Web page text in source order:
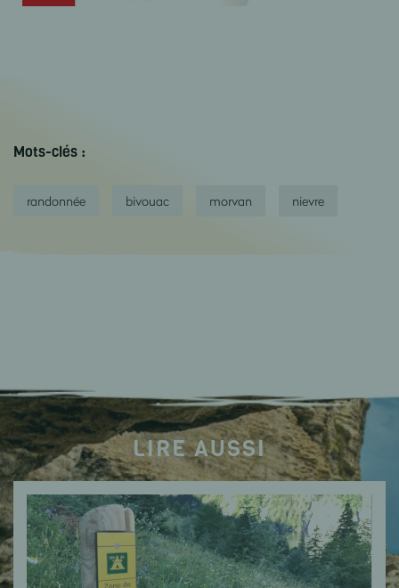
Mots-clés :
randonnée bivouac morvan nievre
LIRE AUSSI